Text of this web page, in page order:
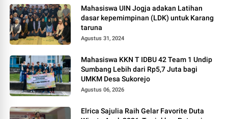
Mahasiswa UIN Jogja adakan Latihan
dasar kepemimpinan (LDK) untuk Karang
taruna
Agustus 31, 2024
Mahasiswa KKN T IDBU 42 Team 1 Undip
Sumbang Lebih dari Rp5,7 Juta bagi
UMKM Desa Sukorejo
Agustus 06, 2026
Elrica Sajulia Raih Gelar Favorite Duta